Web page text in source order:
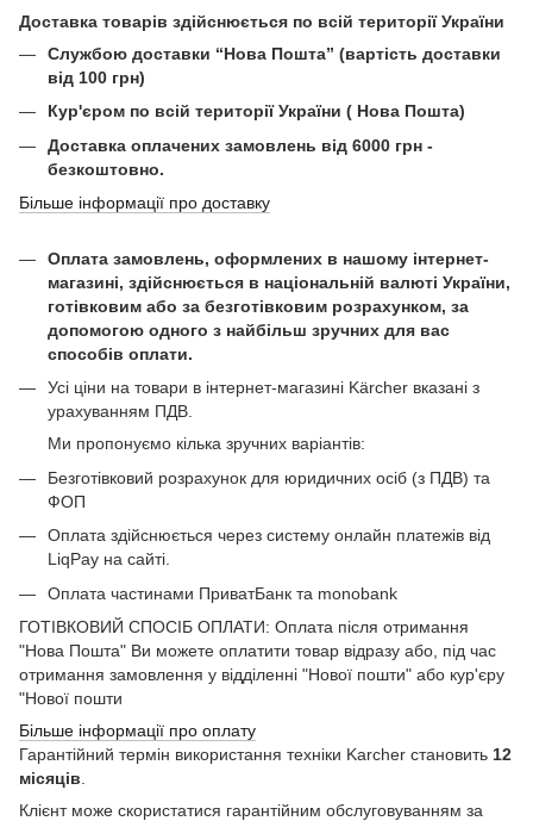
Доставка товарів здійснюється по всій території України
Службою доставки “Нова Пошта” (вартість доставки
від 100 грн)
Кур'єром по всій території України ( Нова Пошта)
Доставка оплачених замовлень від 6000 грн -
безкоштовно.
Більше інформації про доставку
Оплата замовлень, оформлених в нашому інтернет-
магазині, здійснюється в національній валюті України,
готівковим або за безготівковим розрахунком, за
допомогою одного з найбільш зручних для вас
способів оплати.
Усі ціни на товари в інтернет-магазині Kärcher вказані з
урахуванням ПДВ.
Ми пропонуємо кілька зручних варіантів:
Безготівковий розрахунок для юридичних осіб (з ПДВ) та
ФОП
Оплата здійснюється через систему онлайн платежів від
LiqPay на сайті.
Оплата частинами ПриватБанк та monobank
ГОТІВКОВИЙ СПОСІБ ОПЛАТИ: Оплата після отримання
"Нова Пошта" Ви можете оплатити товар відразу або, під час
отримання замовлення у відділенні "Нової пошти" або кур'єру
"Нової пошти
Більше інформації про оплату
Гарантійний термін використання техніки Karcher становить 12
місяців
Клієнт може скористатися гарантійним обслуговуванням за